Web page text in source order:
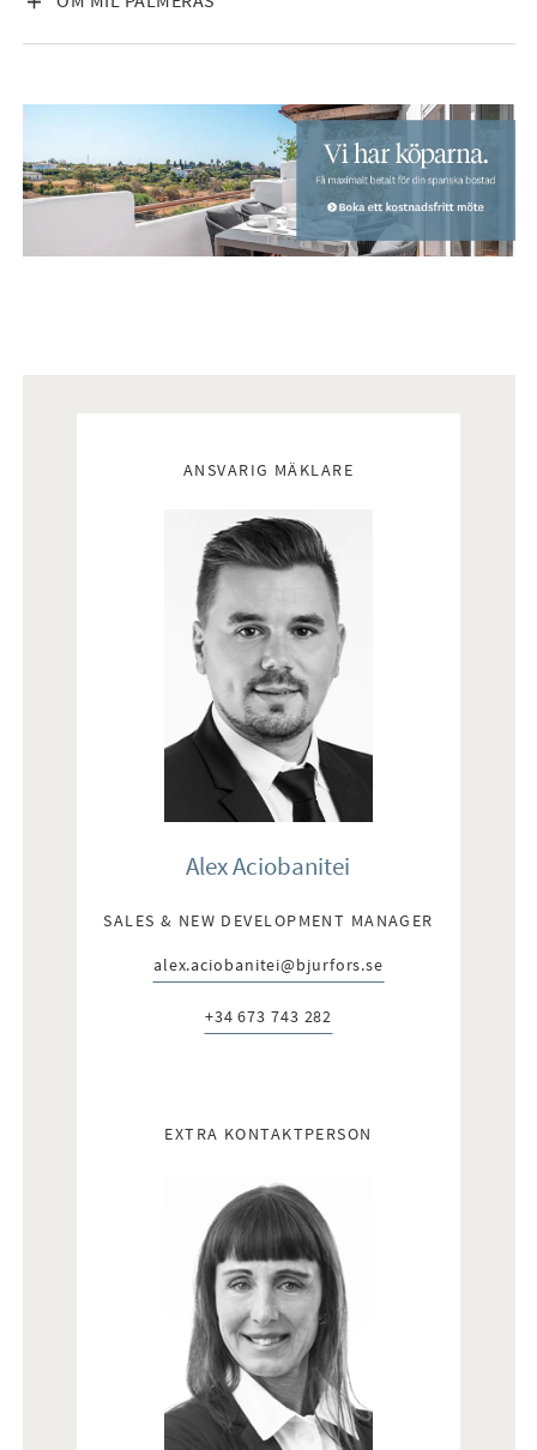
ANSVARIG MÄKLARE
Alex Aciobanitei
SALES & NEW DEVELOPMENT MANAGER
E-post:
alex.aciobanitei@bjurfors.se
Telefon:
+34 673 743 282
EXTRA KONTAKTPERSON